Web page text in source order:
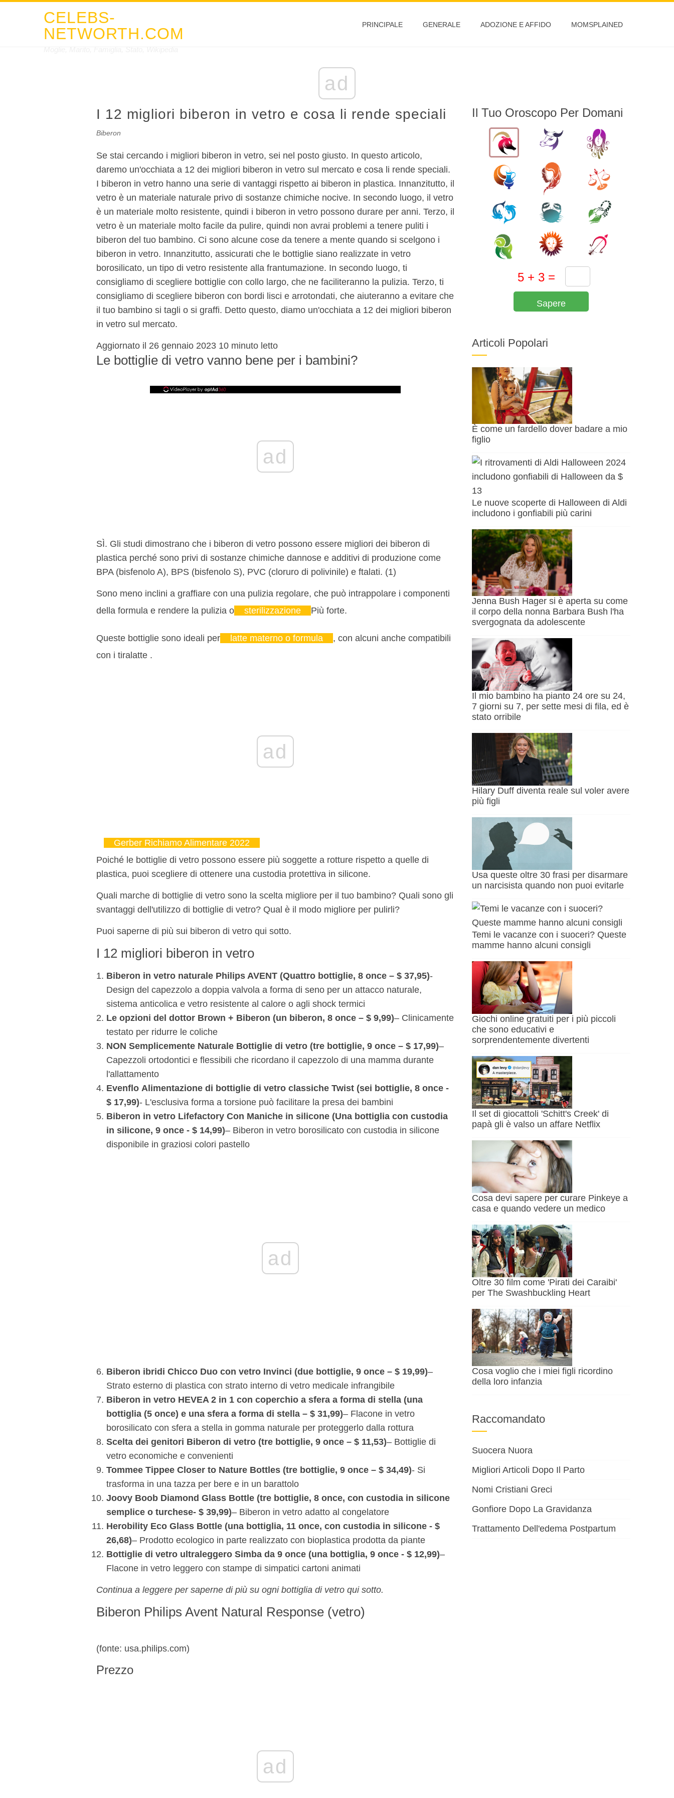
CELEBS-
NETWORTH.COM
PRINCIPALE GENERALE ADOZIONE E AFFIDO MOMSPLAINED
ad
I 12 migliori biberon in vetro e cosa li rende speciali
Biberon
Se stai cercando i migliori biberon in vetro, sei nel posto giusto. In questo articolo,
daremo un'occhiata a 12 dei migliori biberon in vetro sul mercato e cosa li rende speciali.
I biberon in vetro hanno una serie di vantaggi rispetto ai biberon in plastica. Innanzitutto, il
vetro è un materiale naturale privo di sostanze chimiche nocive. In secondo luogo, il vetro
è un materiale molto resistente, quindi i biberon in vetro possono durare per anni. Terzo, il
vetro è un materiale molto facile da pulire, quindi non avrai problemi a tenere puliti i
biberon del tuo bambino. Ci sono alcune cose da tenere a mente quando si scelgono i
biberon in vetro. Innanzitutto, assicurati che le bottiglie siano realizzate in vetro
borosilicato, un tipo di vetro resistente alla frantumazione. In secondo luogo, ti
consigliamo di scegliere bottiglie con collo largo, che ne faciliteranno la pulizia. Terzo, ti
consigliamo di scegliere biberon con bordi lisci e arrotondati, che aiuteranno a evitare che
il tuo bambino si tagli o si graffi. Detto questo, diamo un'occhiata a 12 dei migliori biberon
in vetro sul mercato.
Aggiornato il 26 gennaio 2023 10 minuto letto
Le bottiglie di vetro vanno bene per i bambini?
ad
SÌ. Gli studi dimostrano che i biberon di vetro possono essere migliori dei biberon di
plastica perché sono privi di sostanze chimiche dannose e additivi di produzione come
BPA (bisfenolo A), BPS (bisfenolo S), PVC (cloruro di polivinile) e ftalati. (1)
Sono meno inclini a graffiare con una pulizia regolare, che può intrappolare i componenti
della formula e rendere la pulizia o
sterilizzazione Più forte.
Queste bottiglie sono ideali per latte materno o formula
, con alcuni anche compatibili
con i tiralatte .
ad
Gerber Richiamo Alimentare 2022
Poiché le bottiglie di vetro possono essere più soggette a rotture rispetto a quelle di
plastica, puoi scegliere di ottenere una custodia protettiva in silicone.
Quali marche di bottiglie di vetro sono la scelta migliore per il tuo bambino? Quali sono gli
svantaggi dell'utilizzo di bottiglie di vetro? Qual è il modo migliore per pulirli?
Puoi saperne di più sui biberon di vetro qui sotto.
I 12 migliori biberon in vetro
Biberon in vetro naturale Philips AVENT (Quattro bottiglie, 8 once – $ 37,95)-
Design del capezzolo a doppia valvola a forma di seno per un attacco naturale,
sistema anticolica e vetro resistente al calore o agli shock termici
Le opzioni del dottor Brown + Biberon (un biberon, 8 once – $ 9,99)– Clinicamente
testato per ridurre le coliche
NON Semplicemente Naturale Bottiglie di vetro (tre bottiglie, 9 once – $ 17,99)–
Capezzoli ortodontici e flessibili che ricordano il capezzolo di una mamma durante
l'allattamento
Evenflo Alimentazione di bottiglie di vetro classiche Twist (sei bottiglie, 8 once -
$ 17,99)- L'esclusiva forma a torsione può facilitare la presa dei bambini
Biberon in vetro Lifefactory Con Maniche in silicone (Una bottiglia con custodia
in silicone, 9 once - $ 14,99)– Biberon in vetro borosilicato con custodia in silicone
disponibile in graziosi colori pastello
ad
Biberon ibridi Chicco Duo con vetro Invinci (due bottiglie, 9 once – $ 19,99)–
Strato esterno di plastica con strato interno di vetro medicale infrangibile
Biberon in vetro HEVEA 2 in 1 con coperchio a sfera a forma di stella (una
bottiglia (5 once) e una sfera a forma di stella – $ 31,99)– Flacone in vetro
borosilicato con sfera a stella in gomma naturale per proteggerlo dalla rottura
Scelta dei genitori Biberon di vetro (tre bottiglie, 9 once – $ 11,53)– Bottiglie di
vetro economiche e convenienti
Tommee Tippee Closer to Nature Bottles (tre bottiglie, 9 once – $ 34,49)- Si
trasforma in una tazza per bere e in un barattolo
Joovy Boob Diamond Glass Bottle (tre bottiglie, 8 once, con custodia in silicone
semplice o turchese- $ 39,99)– Biberon in vetro adatto al congelatore
Herobility Eco Glass Bottle (una bottiglia, 11 once, con custodia in silicone - $
26,68)– Prodotto ecologico in parte realizzato con bioplastica prodotta da piante
Bottiglie di vetro ultraleggero Simba da 9 once (una bottiglia, 9 once - $ 12,99)–
Flacone in vetro leggero con stampe di simpatici cartoni animati
Continua a leggere per saperne di più su ogni bottiglia di vetro qui sotto.
Biberon Philips Avent Natural Response (vetro)
(fonte: usa.philips.com)
Prezzo
ad
Il Tuo Oroscopo Per Domani
Sapere
Articoli Popolari
È come un fardello dover badare a mio
figlio
Le nuove scoperte di Halloween di Aldi
includono i gonfiabili più carini
Jenna Bush Hager si è aperta su come
il corpo della nonna Barbara Bush l'ha
svergognata da adolescente
Il mio bambino ha pianto 24 ore su 24,
7 giorni su 7, per sette mesi di fila, ed è
stato orribile
Hilary Duff diventa reale sul voler avere
più figli
Usa queste oltre 30 frasi per disarmare
un narcisista quando non puoi evitarle
Temi le vacanze con i suoceri? Queste
mamme hanno alcuni consigli
Giochi online gratuiti per i più piccoli
che sono educativi e
sorprendentemente divertenti
Il set di giocattoli 'Schitt's Creek' di
papà gli è valso un affare Netflix
Cosa devi sapere per curare Pinkeye a
casa e quando vedere un medico
Oltre 30 film come 'Pirati dei Caraibi'
per The Swashbuckling Heart
Cosa voglio che i miei figli ricordino
della loro infanzia
Raccomandato
Suocera Nuora
Migliori Articoli Dopo Il Parto
Nomi Cristiani Greci
Gonfiore Dopo La Gravidanza
Trattamento Dell'edema Postpartum